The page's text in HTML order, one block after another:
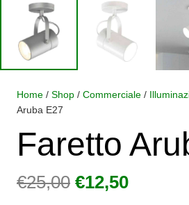
Home / Shop / Commerciale /
Aruba E27
Faretto
€25,00 Il
€12,50Il